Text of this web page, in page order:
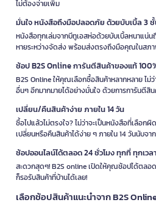
ไม่ต้องจ่ายเพิ่ม
มั่นใจ หนังสือถึงมือปลอดภัย ด้วยบับเบิ้ล 3
หนังสือทุกเล่มจากบีทูเอสห่อด้วยบับเบิ้ลหนาแน่น
หายระหว่างจัดส่ง พร้อมส่งตรงถึงมือคุณในส
ช้อป B2S Online การันตีสินค้าของแท้
B2S Online ให้คุณเลือกซื้อสินค้าหลากหลาย ไม่
อื่นๆ อีกมากมายได้อย่างมั่นใจ ด้วยการการันตีสิ
เปลี่ยน/คืนสินค้าง่าย ภายใน 14 วัน
ซื้อไปแล้วไม่ตรงใจ? ไม่ว่าจะเป็นหนังสือที่เลือ
เปลี่ยนหรือคืนสินค้าได้ง่าย ๆ ภายใน 14 วันนับจา
ช้อปออนไลน์ได้ตลอด 24 ชั่วโมง ทุกที่ ทุกเวลา
สะดวกสุดๆ! B2S online เปิดให้คุณช้อปได้ตลอ
ก็รอรับสินค้าที่บ้านได้เลย!
เลือกช้อปสินค้าแนะนำจาก B2S